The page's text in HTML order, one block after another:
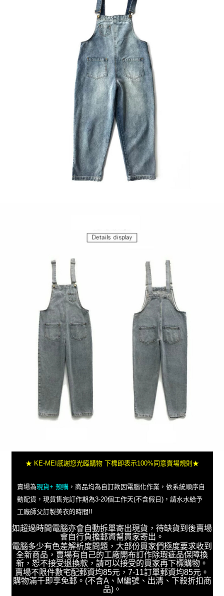
★ KE-MEI感謝您光臨購物 下標即表示100%同意賣場規則★
賣場為現貨+ 預購，商品均為自訂款因電腦化作業，依系統順序自
動配貨，現貨售完訂作期為3-20個工作天(不含假日)，請水水給予
工廠師父訂製美衣的時間!!
如超過時間電腦亦會自動拆單寄出現貨，待缺貨到後賣場
會自行負擔郵資幫買家寄出。
電腦多少有色差解析度問題，大部份買家們極度要求收到
全新商品，賣場有自己的工廠開布訂作除瑕疵品保障換
新，恕不接受退換款，請可以接受的買家再下標購物。
賣場不限件數宅配郵資均85元，7-11訂單郵資均85元。
購物滿千即享免郵。(不含A、M編號、出清、下殺折扣商
品)。